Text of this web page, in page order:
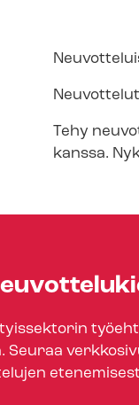
Tehy
kanssa.
Seuraa